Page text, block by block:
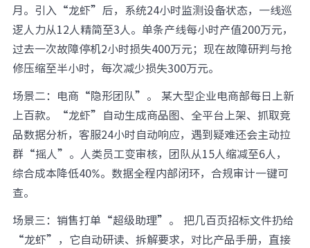
月。引入“龙虾”后，系统24小时监测设备状态，一线巡
逻人力从12人精简至3人。单条产线每小时产值200万元，
过去一次故障停机2小时损失400万元；现在故障研判与抢
修压缩至半小时，每次减少损失300万元。
场景二：电商“隐形团队”。 某大型企业电商部每日上新
上百款。“龙虾”自动生成商品图、全平台上架、抓取竞
品数据分析，客服24小时自动响应，遇到疑难还会主动拉
群“摇人”。人类员工变审核，团队从15人缩减至6人，
综合成本降低40%。数据全程内部闭环，合规审计一键可
查。
场景三：销售打单“超级助理”。 把几百页招标文件扔给
“龙虾”，它自动研读、拆解要求，对比产品手册，直接